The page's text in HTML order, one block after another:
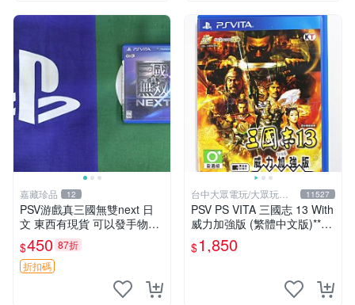
嘉藏珍品 12
PSV游戲真三國無雙next 日
文 東西有現貨 可以發手物品
無質量問題售不退不換
$450 87折
折扣碼
台中大眾電玩/大眾玩具
店
11527
PSV PS VITA 三國志 13 With
威力加強版 (繁體中文版)**
(二手商品)【台中大眾電玩】
$1,850